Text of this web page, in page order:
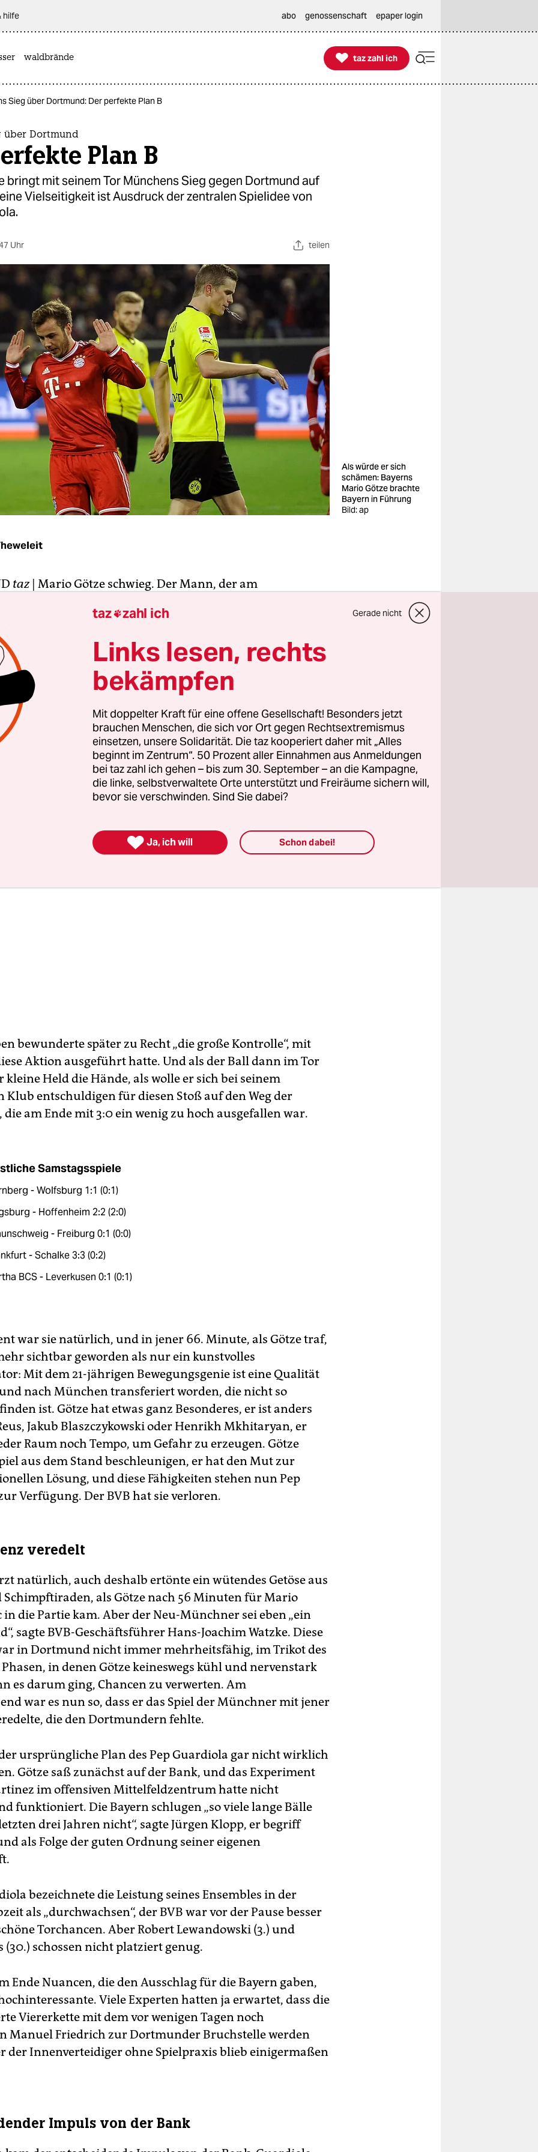
hilfe abo genossenschaft epaper login
waldbrände 
taz zahl ich
taz zahl ich
Sieg über Dortmund: Der perfekte Plan B
über Dortmund
Plan B
bringt mit seinem Tor Münchens Sieg gegen Dortmund auf
Vielseitigkeit ist Ausdruck der zentralen Spielidee von
Uhr teilen
Als würde er sich
schämen: Bayerns
Mario Götze brachte
Bayern in Führung
Bild: ap
taz | Mario Götze schwieg. Der Mann, der am
Fußballereignisses geworden war, gab keine
auch seine Facebook- und Twitter-Kanäle blieben stumm.
dem Rasen gesprochen, als er die Wut der Dortmunder
all die Debatten aus den Tagen vor dem Spiel mit dem
Tor zum 0:1 gegen seinen ehemaligen Klub
mit einem unkonventionellem Schuss mit der Fußspitze,
Betrachtung mehr und mehr als Weltklasseaktion
wird: Der Raum ist eng, die Ballannahme mit links, der
zur Abschlussaktion.
bewunderte später zu Recht „die große Kontrolle“, mit
Aktion ausgeführt hatte. Und als der Ball dann im Tor
kleine Held die Hände, als wolle er sich bei seinem
Klub entschuldigen für diesen Stoß auf den Weg der
die am Ende mit 3:0 ein wenig zu hoch ausgefallen war.
Samstagsspiele
- Wolfsburg 1:1 (0:1)
- Hoffenheim 2:2 (2:0)
- Freiburg 0:1 (0:0)
- Schalke 3:3 (0:2)
BCS - Leverkusen 0:1 (0:1)
war sie natürlich, und in jener 66. Minute, als Götze traf,
sichtbar geworden als nur ein kunstvolles
Mit dem 21-jährigen Bewegungsgenie ist eine Qualität
nach München transferiert worden, die nicht so
ist. Götze hat etwas ganz Besonderes, er ist anders
Jakub Blaszczykowski oder Henrikh Mkhitaryan, er
Raum noch Tempo, um Gefahr zu erzeugen. Götze
aus dem Stand beschleunigen, er hat den Mut zur
Lösung, und diese Fähigkeiten stehen nun Pep
Verfügung. Der BVB hat sie verloren.
veredelt
natürlich, auch deshalb ertönte ein wütendes Getöse aus
als Götze nach 56 Minuten für Mario
die Partie kam. Aber der Neu-Münchner sei eben „ein
sagte BVB-Geschäftsführer Hans-Joachim Watzke. Diese
in Dortmund nicht immer mehrheitsfähig, im Trikot des
Phasen, in denen Götze keineswegs kühl und nervenstark
es darum ging, Chancen zu verwerten. Am
war es nun so, dass er das Spiel der Münchner mit jener
die den Dortmundern fehlte.
ursprüngliche Plan des Pep Guardiola gar nicht wirklich
Götze saß zunächst auf der Bank, und das Experiment
im offensiven Mittelfeldzentrum hatte nicht
funktioniert. Die Bayern schlugen „so viele lange Bälle
drei Jahren nicht“, sagte Jürgen Klopp, er begriff
als Folge der guten Ordnung seiner eigenen
bezeichnete die Leistung seines Ensembles in der
als „durchwachsen“, der BVB war vor der Pause besser
Torchancen. Aber Robert Lewandowski (3.) und
(30.) schossen nicht platziert genug.
Ende Nuancen, die den Ausschlag für die Bayern gaben,
Viele Experten hatten ja erwartet, dass die
Viererkette mit dem vor wenigen Tagen noch
Manuel Friedrich zur Dortmunder Bruchstelle werden
der Innenverteidiger ohne Spielpraxis blieb einigermaßen
Impuls von der Bank
taz zahl ich Gerade nicht
Links lesen, rechts
bekämpfen
Mit doppelter Kraft für eine offene Gesellschaft! Besonders jetzt
brauchen Menschen, die sich vor Ort gegen Rechtsextremismus
einsetzen, unsere Solidarität. Die taz kooperiert daher mit „Alles
beginnt im Zentrum“. 50 Prozent aller Einnahmen aus Anmeldungen
bei taz zahl ich gehen – bis zum 30. September – an die Kampagne,
die linke, selbstverwaltete Orte unterstützt und Freiräume sichern will,
bevor sie verschwinden. Sind Sie dabei?
 Ja, ich will Schon dabei!